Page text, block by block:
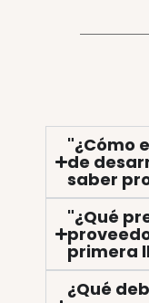
"¿Cómo
de
saber
"¿Qué
primera
¿Qué